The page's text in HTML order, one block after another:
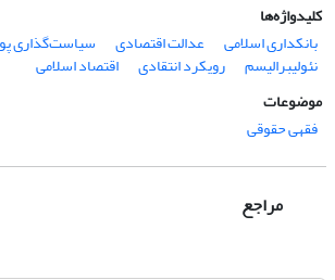
کلیدواژه‌ها
بانکداری اسلامی
عدالت اقتصادی سیاست‌گذاری
نئولیبرالیسم رویکرد انتقادی
اقتصاد اسلامی
موضوعات
فقهی حقوقی
مراجع